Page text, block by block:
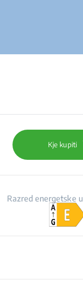
Kje kupiti
Razred energetske